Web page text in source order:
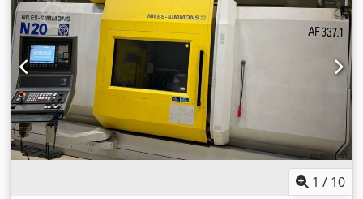
egyeztetett időpontban áram alatt megtekinthetők.
Műszaki jellemzők: - Névleges hossz: 1500 mm Tartozékok:
- Forgácskihordó - Felsomat adagolórendszer - Tokmány -
Marótest 2 azonos kivitelű gép elérhető. Credox I Simspfx
Ahisf Tartozékok, ábrázolt szerszámok és befogók csak
abban az esetben képezik a szállítási terjedelem részét, ha
ezt a kiegészítő információk tartalmazzák. A műszaki
adatok és információk változtatásának és tévedésének,
valamint az időközbeni értékesítés jogát fenntartjuk!
1 / 10